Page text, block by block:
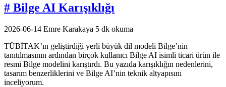
# Bilge AI Karışıklığı
2026-06-14 Emre Karakaya 5 dk okuma
TÜBİTAK’ın geliştirdiği yerli büyük dil modeli Bilge’nin
tanıtılmasının ardından birçok kullanıcı Bilge AI isimli ticari ürün ile
resmi Bilge modelini karıştırdı. Bu yazıda karışıklığın nedenlerini,
tasarım benzerliklerini ve Bilge AI’nin teknik altyapısını
inceliyorum.